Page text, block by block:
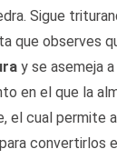
Sigue
que observes
y se asemeja
en el que la
el cual permite
convertirlos